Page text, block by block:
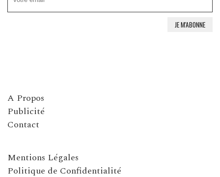
A Propos
Publicité
Contact
Mentions Légales
Politique de Confidentialité